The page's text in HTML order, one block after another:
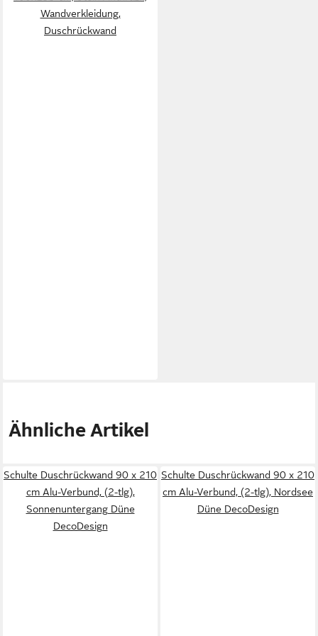
Wandverkleidung,
Duschrückwand
Ähnliche Artikel
Schulte Duschrückwand 90 x 210
cm Alu-Verbund, (2-tlg),
Sonnenuntergang Düne
DecoDesign
Schulte Duschrückwand 90 x 210
cm Alu-Verbund, (2-tlg), Nordsee
Düne DecoDesign